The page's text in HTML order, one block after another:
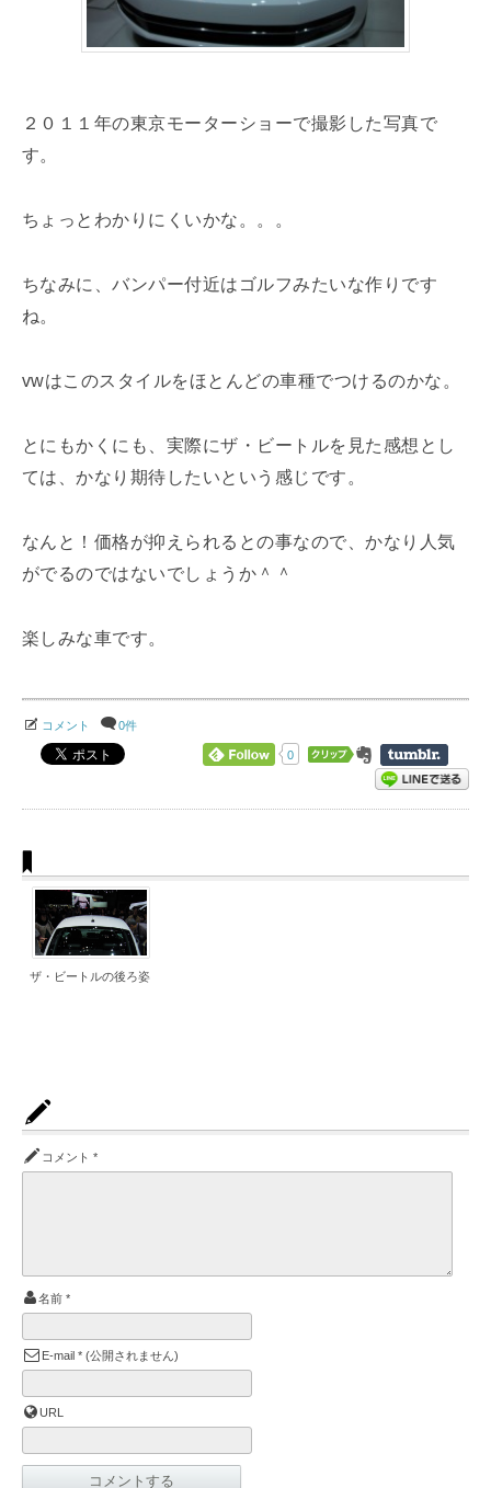
２０１１年の東京モーターショーで撮影した写真で
す。
ちょっとわかりにくいかな。。。
ちなみに、バンパー付近はゴルフみたいな作りです
ね。
vwはこのスタイルをほとんどの車種でつけるのかな。
とにもかくにも、実際にザ・ビートルを見た感想とし
ては、かなり期待したいという感じです。
なんと！価格が抑えられるとの事なので、かなり人気
がでるのではないでしょうか＾＾
楽しみな車です。
コメント 0件
0
ザ・ビートルの後ろ姿
コメント *
名前 *
E-mail * (公開されません)
URL